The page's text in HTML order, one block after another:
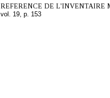
REFERENCE DE L'INVENTAIRE
vol. 19, p. 153